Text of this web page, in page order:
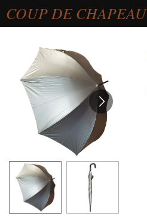
Passer
au
principal
COUP DE CHAPEAU